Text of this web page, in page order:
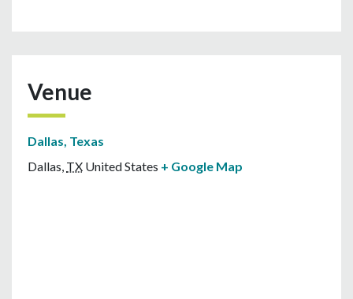
Venue
Dallas, Texas
Dallas, TX United States + Google Map